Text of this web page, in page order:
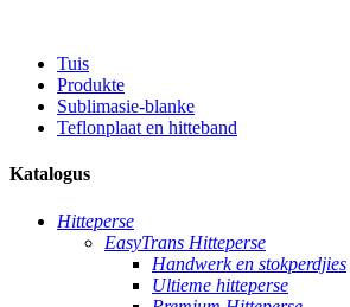
Tuis
Produkte
Sublimasie-blanke
Teflonplaat en hitteband
Katalogus
Hitteperse
EasyTrans Hitteperse
Handwerk en stokperdjies
Ultieme hitteperse